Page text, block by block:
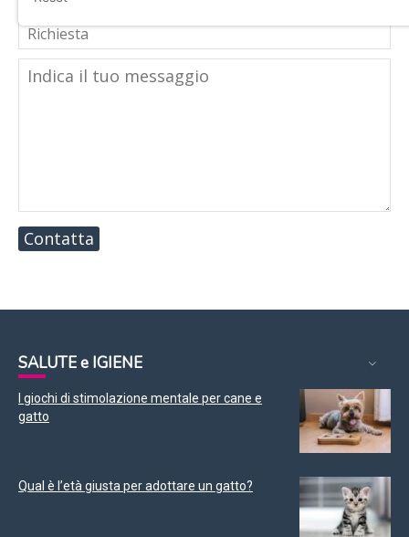
Contatta
SALUTE e IGIENE
I giochi di stimolazione mentale per cane e
gatto
Qual è l’età giusta per adottare un gatto?